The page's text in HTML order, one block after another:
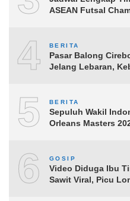
ASEAN Futsal
4 BERITA
Pasar Balong
Jelang Lebaran,
5 BERITA
Sepuluh Wakil
Orleans Masters
6 GOSIP
Video Diduga Ibu
Sawit Viral, Picu